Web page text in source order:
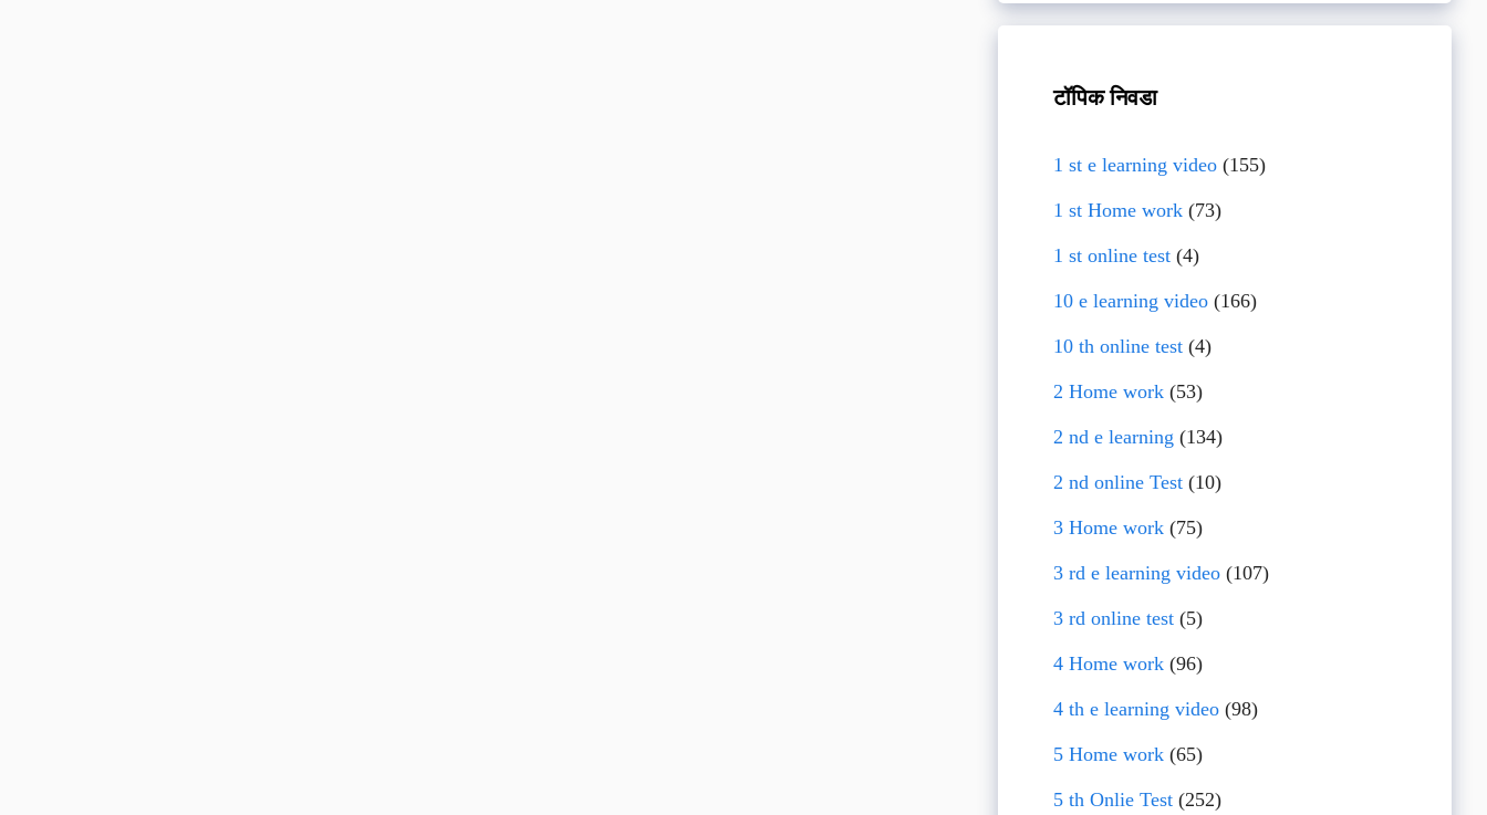
टॉपिक निवडा
1 st e learning video(155)
1 st Home work(73)
1 st online test(4)
10 e learning video(166)
10 th online test(4)
2 Home work(53)
2 nd e learning (134)
2 nd online Test(10)
3 Home work(75)
3 rd e learning video(107)
3 rd online test(5)
4 Home work(96)
4 th e learning video(98)
5 Home work(65)
5 th Onlie Test(252)